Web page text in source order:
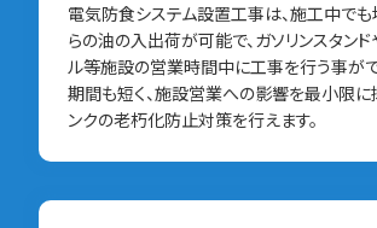
電気防食システム設置工事は、施工中で
らの油の入出荷が可能で、ガソリンスタンド
ル等施設の営業時間中に工事を行う事がで
期間も短く、施設営業への影響を最小限に
ンクの老朽化防止対策を行えます。